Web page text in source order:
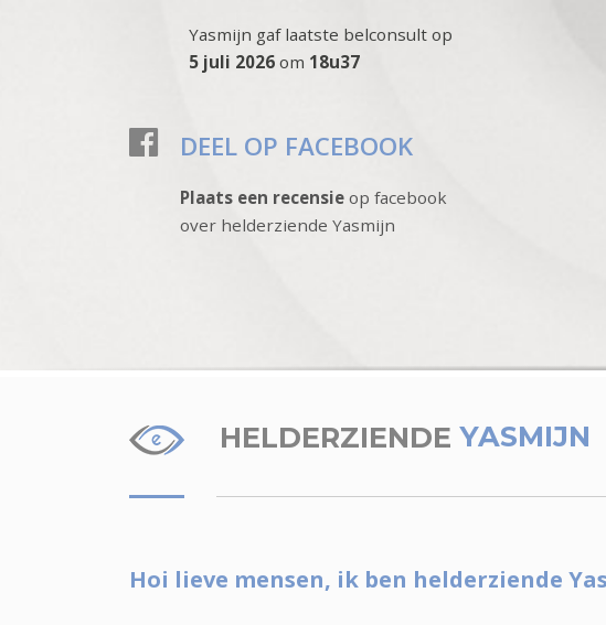
Yasmijn gaf laatste belconsult op
5 juli 2026 om 18u37
DEEL OP FACEBOOK
Plaats een recensie op facebook
over helderziende Yasmijn
HELDERZIENDE YASMIJN
Hoi lieve mensen, ik ben helderziende